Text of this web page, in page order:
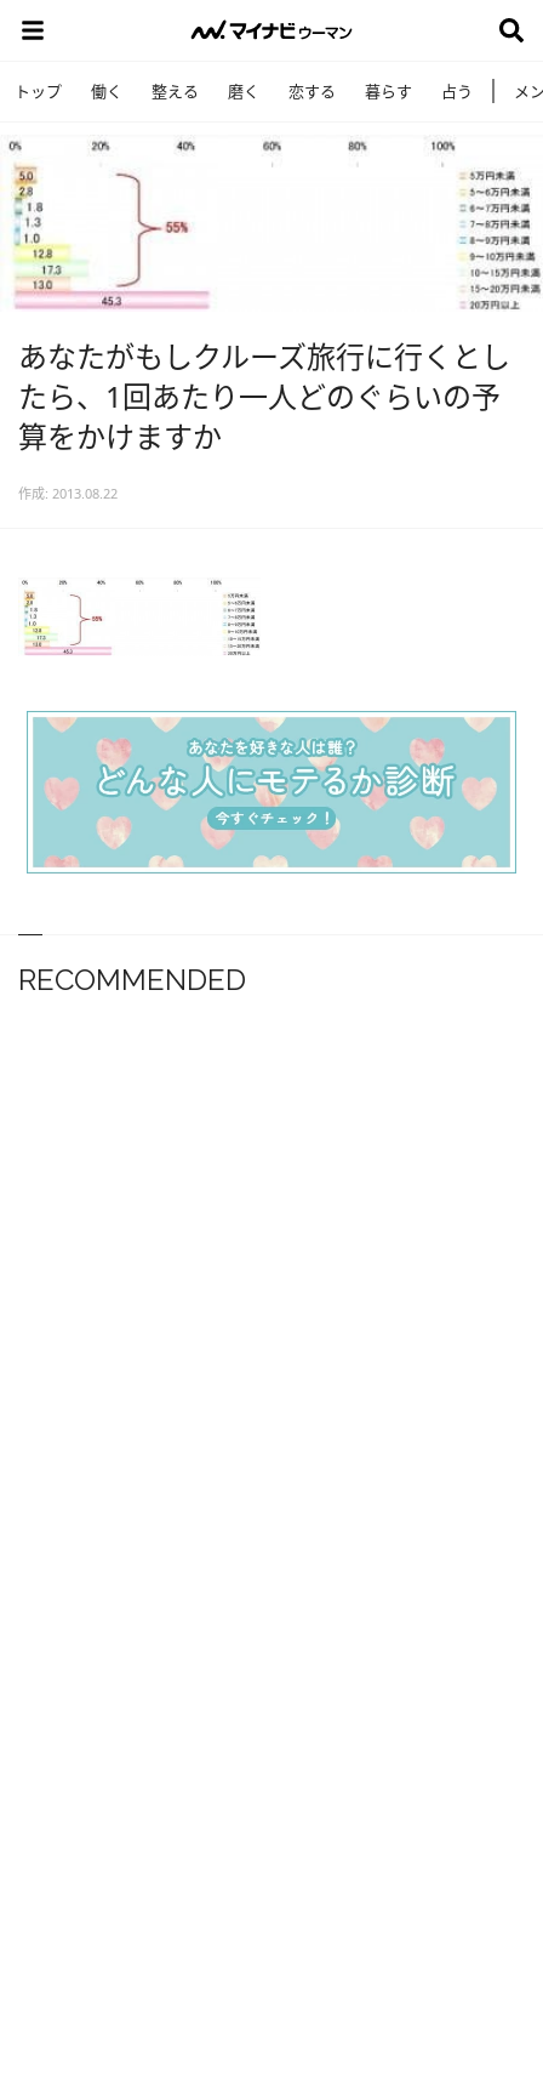
トップ 働く 整える 磨く 恋する 暮らす 占う メ
あなたがもしクルーズ旅行に行くとし
たら、1回あたり一人どのぐらいの予
算をかけますか
作成: 2013.08.22
RECOMMENDED